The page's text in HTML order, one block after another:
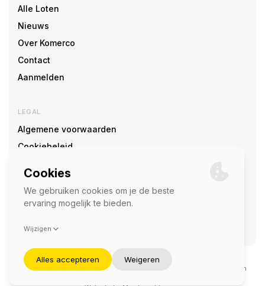
Alle Loten
Nieuws
Over Komerco
Contact
Aanmelden
LEGAL
Algemene voorwaarden
Cookiebeleid
SOCIAL
©2026 — Komerco
Deze site wordt beschermd door reCAPTCHA en het
en